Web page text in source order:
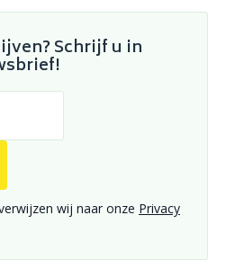
Schrijf u in
wij naar onze Privacy